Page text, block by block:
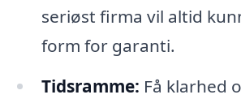
seriøst firma vil altid
form for garanti.
Tidsramme: Få klarhed